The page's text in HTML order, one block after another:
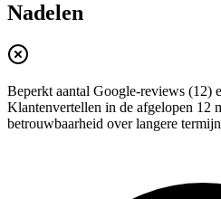
Nadelen
Beperkt aantal Google-reviews (12)
Klantenvertellen in de afgelopen 12
betrouwbaarheid over langere